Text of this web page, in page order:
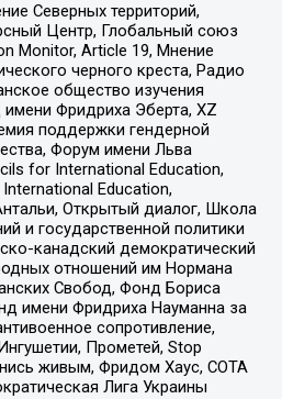
Северных территорий,
Центр, Глобальный союз
Monitor, Article 19, Мнение
черного креста, Радио
общество изучения
Фридриха Эберта, XZ
поддержки гендерной
Форум имени Льва
for International Education,
Education,
Открытый диалог, Школа
и государственной политики
канадский демократический
отношений им Нормана
Свобод, Фонд Бориса
имени Фридриха Науманна за
сопротивление,
Прометей, Stop
живым, Фридом Хаус, СОТА
Лига Украины